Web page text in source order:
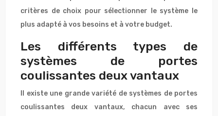
critères de choix pour sélectionner le système le
plus adapté à vos besoins et à votre budget.
Les différents types de
systèmes de portes
coulissantes deux vantaux
Il existe une grande variété de systèmes de portes
coulissantes deux vantaux, chacun avec ses